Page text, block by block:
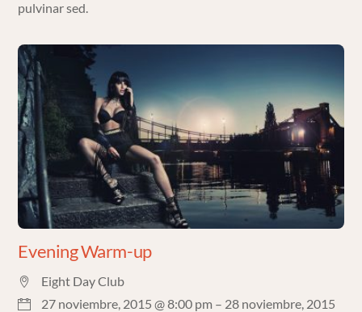
pulvinar sed.
Evening Warm-up
Eight Day Club
27 noviembre, 2015 @ 8:00 pm – 28 noviembre, 2015